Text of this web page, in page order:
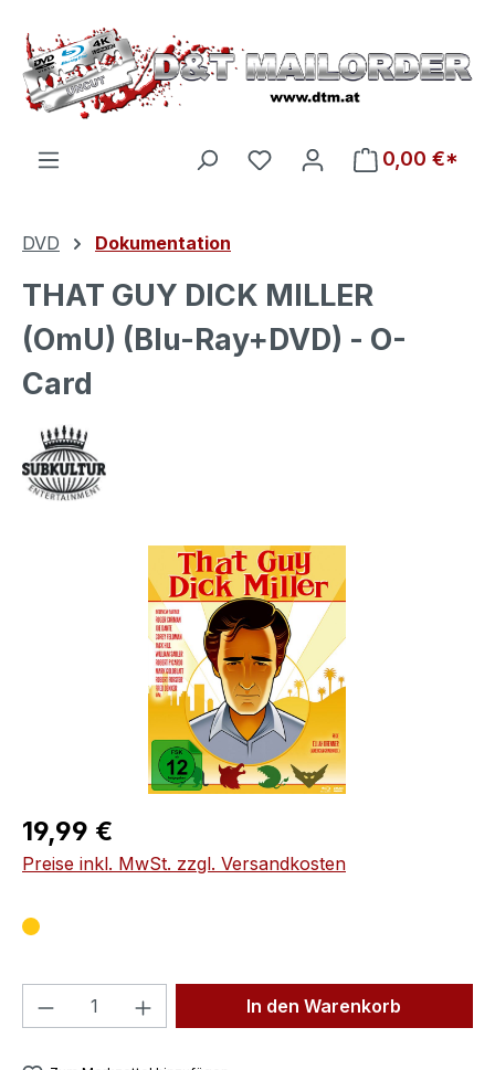
Zum Hauptinhalt springen
Du hast 0 Produkte auf
0,00 €*
DVD Dokumentation
THAT GUY DICK MILLER
(OmU) (Blu-Ray+DVD) - O-
Card
Bildergalerie überspringen
Regulärer Preis:
19,99 €
Preise inkl. MwSt. zzgl. Versandkosten
Produkt Anzahl: Gib denIn den Warenkorb